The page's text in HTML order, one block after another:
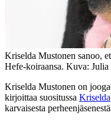
Kriselda Mustonen sanoo,
Hefe-koiraansa. Kuva:
Kriselda Mustonen on
kirjoittaa suositussa Kriselda
karvaisesta